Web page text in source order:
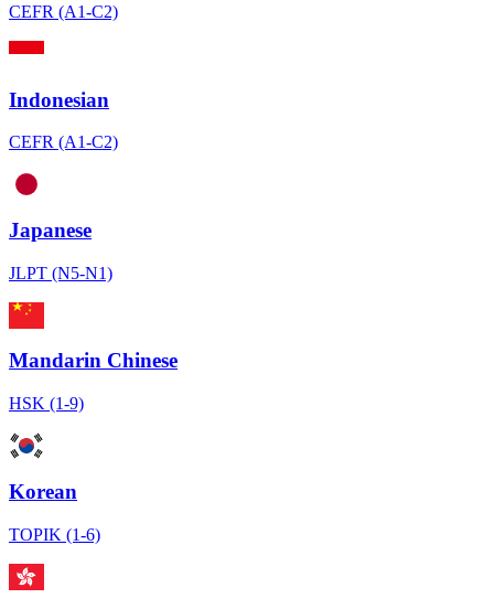
CEFR (A1-C2)
Indonesian
CEFR (A1-C2)
Japanese
JLPT (N5-N1)
Mandarin Chinese
HSK (1-9)
Korean
TOPIK (1-6)